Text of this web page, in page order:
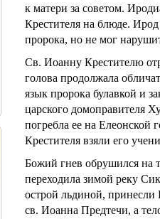
к матери за советом.
Крестителя на блюде.
пророка, но не мог
Св. Иоанну Крестителю
голова продолжала
язык пророка булавкой и
царского домоправителя
погребла ее на Елеонской
Крестителя взяли его
Божий гнев обрушился на
переходила зимой реку
острой льдиной, принесли
св. Иоанна Предтечи, а